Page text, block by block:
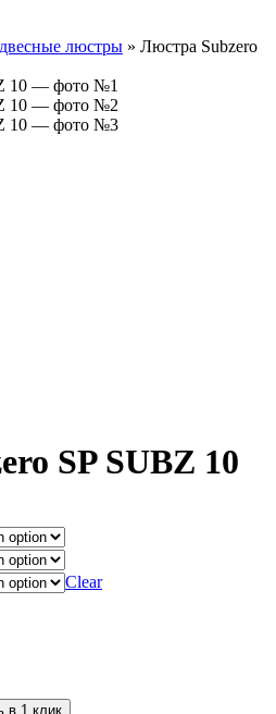
люстры » Люстра Subzero
SP SUBZ 10
Clear
в 1 клик